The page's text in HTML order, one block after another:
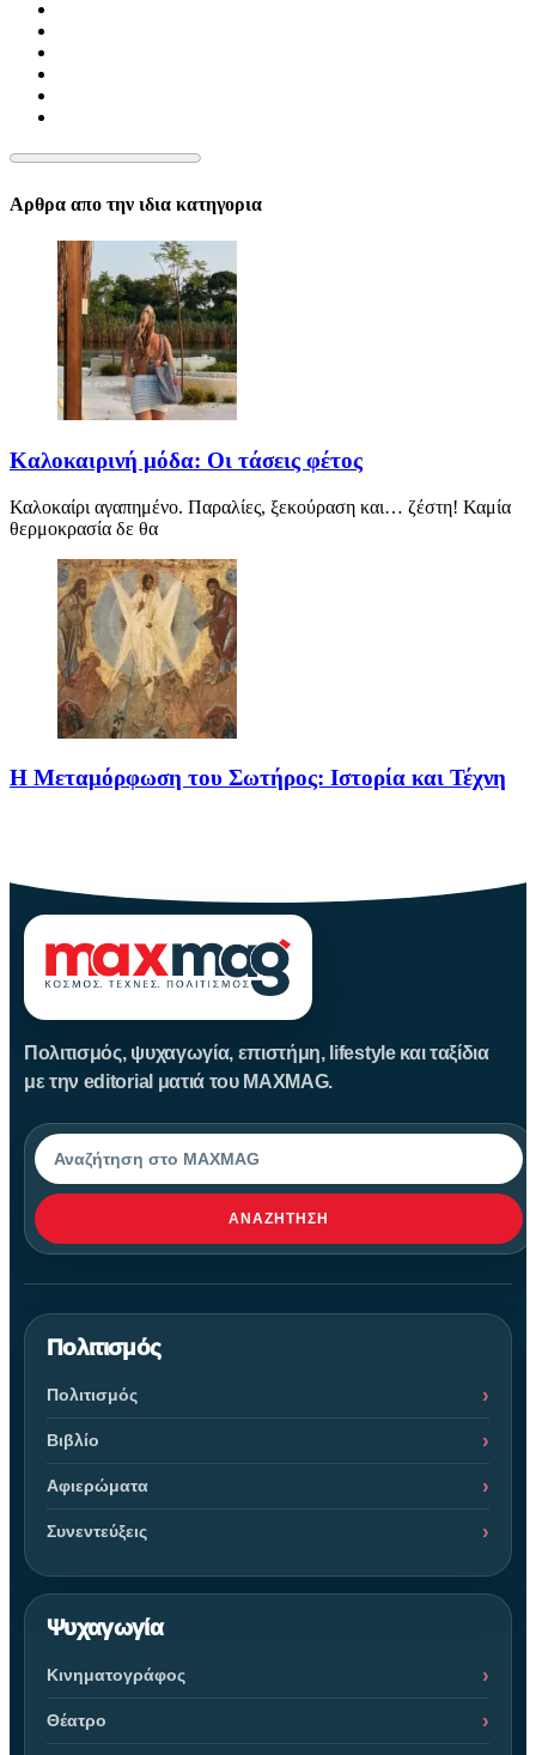
Αρθρα απο την ιδια κατηγορια
Καλοκαιρινή μόδα: Οι τάσεις φέτος
Καλοκαίρι αγαπημένο. Παραλίες, ξεκούραση και… ζέστη! Καμία
θερμοκρασία δε θα
Η Μεταμόρφωση του Σωτήρος: Ιστορία και Τέχνη
Πολιτισμός, ψυχαγωγία, επιστήμη, lifestyle και ταξίδια
με την editorial ματιά του MAXMAG.
Αναζήτηση
ΑΝΑΖΉΤΗΣΗ
Πολιτισμός
Πολιτισμός
Βιβλίο
Αφιερώματα
Συνεντεύξεις
Ψυχαγωγία
Κινηματογράφος
Θέατρο